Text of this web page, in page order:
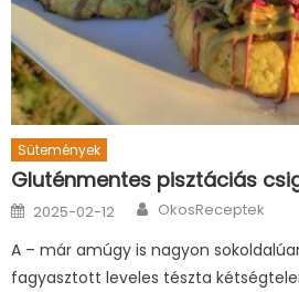
Sütemények
Gluténmentes pisztáciás
Posted
on
2025-02-12 Author
OkosReceptek
A – már amúgy is nagyon
fagyasztott leveles tészta